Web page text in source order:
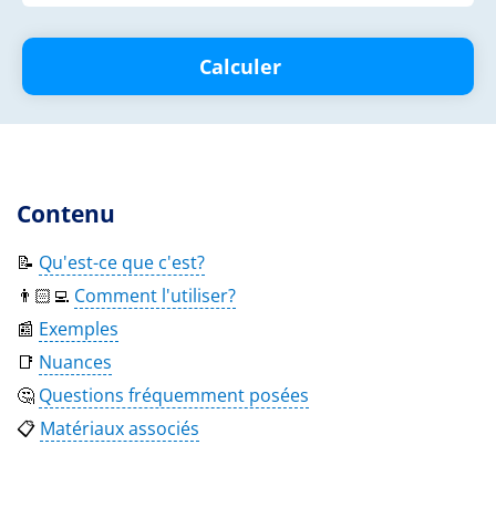
Calculer
Contenu
📝 Qu'est-ce que c'est?
👨🏻‍💻 Comment l'utiliser?
📰 Exemples
📑 Nuances
🤔 Questions fréquemment posées
📋 Matériaux associés